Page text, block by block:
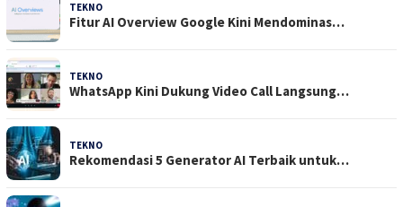
TEKNO
Fitur AI Overview Google Kini Mendominas…
TEKNO
WhatsApp Kini Dukung Video Call Langsung…
TEKNO
Rekomendasi 5 Generator AI Terbaik untuk…